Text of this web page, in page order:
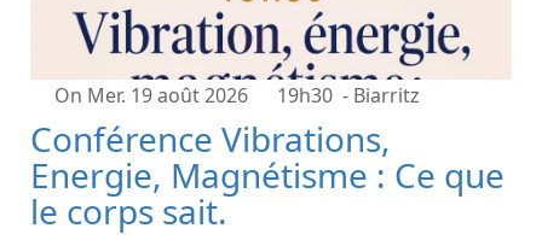
On Mer. 19 août 2026 19h30 - Biarritz
Conférence Vibrations,
Energie, Magnétisme : Ce que
le corps sait.